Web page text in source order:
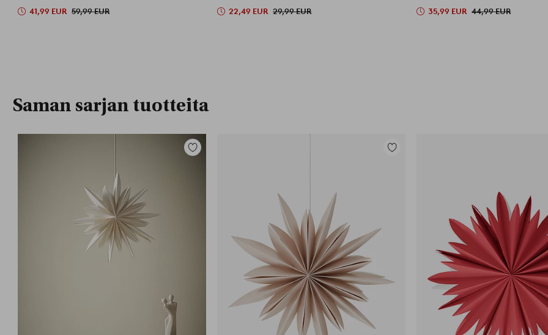
41,99 EUR 59,99 EUR 22,49 EUR 29,99 EUR 35,99 EUR 44,99 EUR
Saman sarjan tuotteita
Lisää
Lisää